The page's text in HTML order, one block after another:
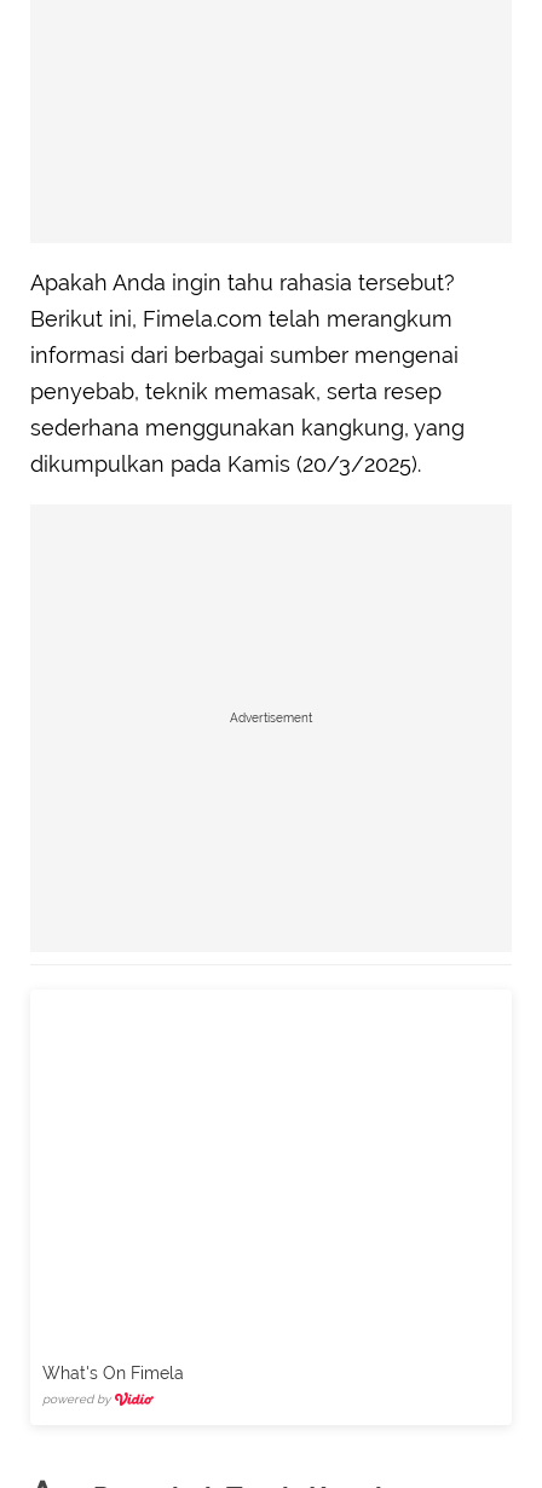
Apakah Anda ingin tahu rahasia tersebut?
Berikut ini, Fimela.com telah merangkum
informasi dari berbagai sumber mengenai
penyebab, teknik memasak, serta resep
sederhana menggunakan kangkung, yang
dikumpulkan pada Kamis (20/3/2025).
Advertisement
What's On Fimela
powered by